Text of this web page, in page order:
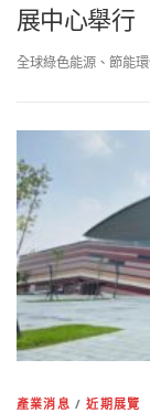
展中心舉行
全球綠色能源、節能
產業消息 /近期展覽